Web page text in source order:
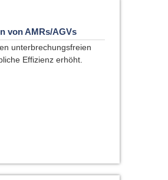
von AMRs/AGVs
unterbrechungsfreien
Effizienz erhöht.